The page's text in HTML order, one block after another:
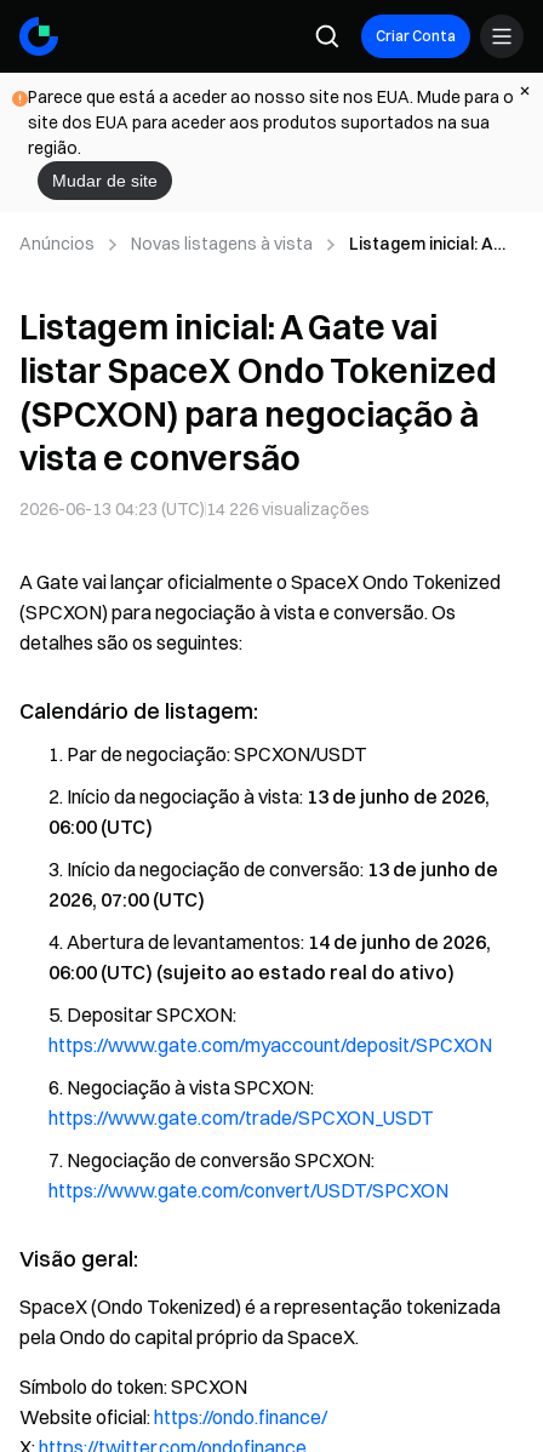
Criar Conta
Parece que está a aceder ao nosso site nos EUA. Mude para o
site dos EUA para aceder aos produtos suportados na sua
região.
Mudar de site
Anúncios Novas listagens à vista
Listagem inicial: A
Tokenized (SPCXON)
para negociação à
vista e conversão
Listagem inicial: A Gate vai
listar SpaceX Ondo Tokenized
(SPCXON) para negociação à
vista e conversão
2026-06-13 04:23 (UTC) 14 226visualizações
A Gate vai lançar oficialmente o SpaceX Ondo Tokenized
(SPCXON) para negociação à vista e conversão. Os
detalhes são os seguintes:
Calendário de listagem:
Par de negociação: SPCXON/USDT
Início da negociação à vista: 13 de junho de 2026,
06:00 (UTC)
Início da negociação de conversão: 13 de junho de
2026, 07:00 (UTC)
Abertura de levantamentos: 14 de junho de 2026,
06:00 (UTC) (sujeito ao estado real do ativo)
Depositar SPCXON:
https://www.gate.com/myaccount/deposit/SPCXON
Negociação à vista SPCXON:
https://www.gate.com/trade/SPCXON_USDT
Negociação de conversão SPCXON:
https://www.gate.com/convert/USDT/SPCXON
Visão geral:
SpaceX (Ondo Tokenized) é a representação tokenizada
pela Ondo do capital próprio da SpaceX.
Símbolo do token: SPCXON
Website oficial:https://ondo.finance/
X:https://twitter.com/ondofinance